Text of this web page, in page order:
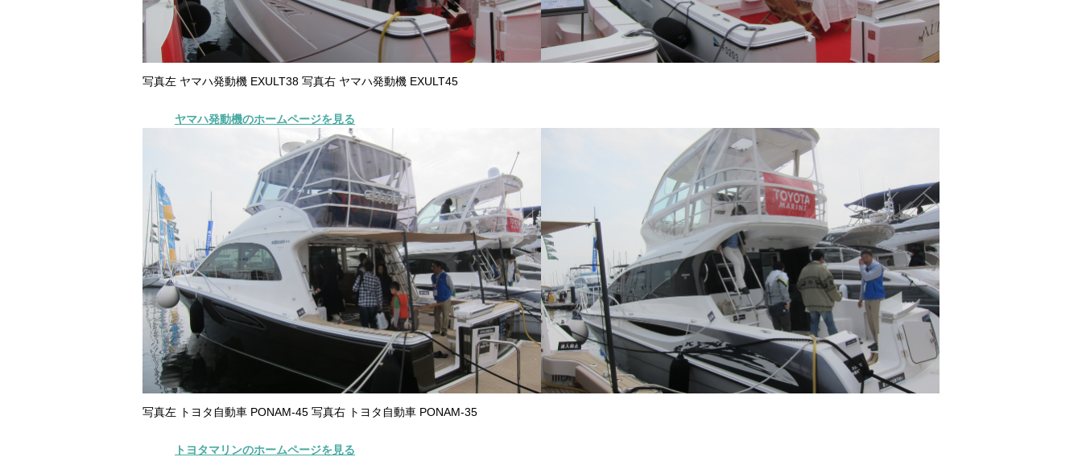
写真左 ヤマハ発動機 EXULT38 写真右 ヤマハ発動機 EXULT45
ヤマハ発動機のホームページを見る
写真左 トヨタ自動車 PONAM-45 写真右 トヨタ自動車 PONAM-35
トヨタマリンのホームページを見る